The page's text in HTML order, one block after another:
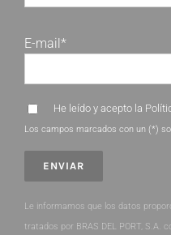
E-mail*
He leído y acepto la
Los campos marcados con un (*)
Le informamos que los datos
tratados por BRAS DEL PORT, S.A.